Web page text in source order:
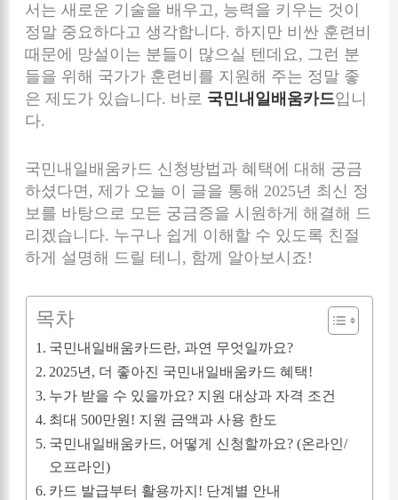
서는 새로운 기술을 배우고, 능력을 키우는 것이
정말 중요하다고 생각합니다. 하지만 비싼 훈련비
때문에 망설이는 분들이 많으실 텐데요, 그런 분
들을 위해 국가가 훈련비를 지원해 주는 정말 좋
은 제도가 있습니다. 바로 국민내일배움카드입니
다.
국민내일배움카드 신청방법과 혜택에 대해 궁금
하셨다면, 제가 오늘 이 글을 통해 2025년 최신 정
보를 바탕으로 모든 궁금증을 시원하게 해결해 드
리겠습니다. 누구나 쉽게 이해할 수 있도록 친절
하게 설명해 드릴 테니, 함께 알아보시죠!
목차
국민내일배움카드란, 과연 무엇일까요?
2025년, 더 좋아진 국민내일배움카드 혜택!
누가 받을 수 있을까요? 지원 대상과 자격 조건
최대 500만원! 지원 금액과 사용 한도
국민내일배움카드, 어떻게 신청할까요? (온라인/
오프라인)
카드 발급부터 활용까지! 단계별 안내